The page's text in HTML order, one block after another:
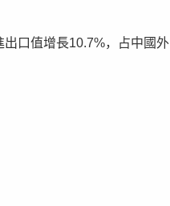
口值增長10.7%，占中國外